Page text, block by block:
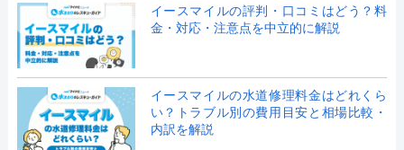
イースマイルの評判・口コミはどう？料
金・対応・注意点を中立的に解説
イースマイルの水道修理料金はどれくら
い？トラブル別の費用目安と相場比較・
内訳を解説